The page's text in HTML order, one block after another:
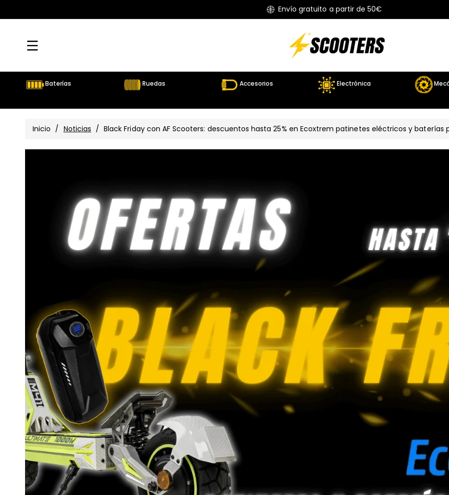
Contenido
Envío gratuito a partir de 50€
Baterías Ruedas Accesorios Electrónica
Inicio / Noticias / Black Friday con AF Scooters: descuentos hasta 25% en Ecoxtrem patinetes eléctricos y baterías